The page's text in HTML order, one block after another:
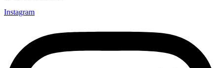
Instagram